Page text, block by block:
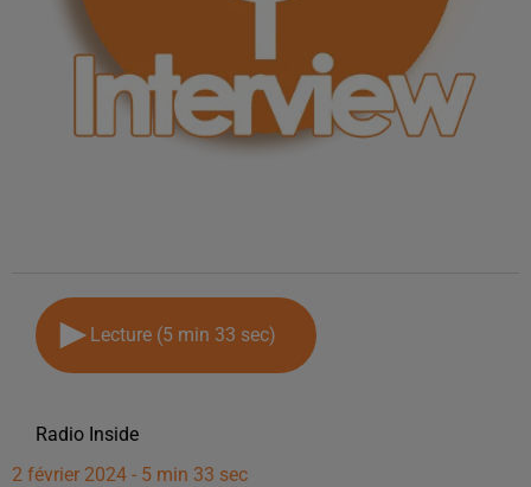
Lecture (5 min 33 sec)
Radio Inside
2 février 2024 - 5 min 33 sec